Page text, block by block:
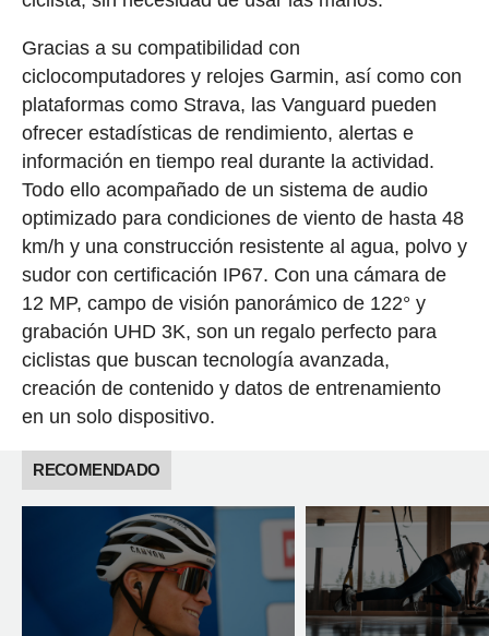
Gracias a su compatibilidad con
ciclocomputadores y relojes Garmin, así como con
plataformas como Strava, las Vanguard pueden
ofrecer estadísticas de rendimiento, alertas e
información en tiempo real durante la actividad.
Todo ello acompañado de un sistema de audio
optimizado para condiciones de viento de hasta 48
km/h y una construcción resistente al agua, polvo y
sudor con certificación IP67. Con una cámara de
12 MP, campo de visión panorámico de 122° y
grabación UHD 3K, son un regalo perfecto para
ciclistas que buscan tecnología avanzada,
creación de contenido y datos de entrenamiento
en un solo dispositivo.
RECOMENDADO